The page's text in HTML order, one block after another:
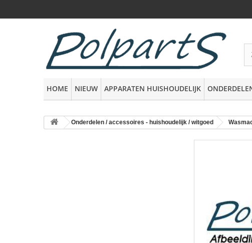
HOME NIEUW APPARATEN HUISHOUDELIJK
Onderdelen / accessoires - huishoudelijk / witgoed